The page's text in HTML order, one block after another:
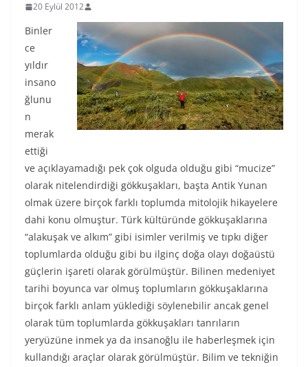
20 Eylül 2012
Binler
ce
yıldır
insano
ğlunu
n
merak
ettiği
ve açıklayamadığı pek çok olguda olduğu gibi “mucize”
olarak nitelendirdiği gökkuşakları, başta Antik Yunan
olmak üzere birçok farklı toplumda mitolojik hikayelere
dahi konu olmuştur. Türk kültüründe gökkuşaklarına
“alakuşak ve alkım” gibi isimler verilmiş ve tıpkı diğer
toplumlarda olduğu gibi bu ilginç doğa olayı doğaüstü
güçlerin işareti olarak görülmüştür. Bilinen medeniyet
tarihi boyunca var olmuş toplumların gökkuşaklarına
birçok farklı anlam yüklediği söylenebilir ancak genel
olarak tüm toplumlarda gökkuşakları tanrıların
yeryüzüne inmek ya da insanoğlu ile haberleşmek için
kullandığı araçlar olarak görülmüştür. Bilim ve tekniğin